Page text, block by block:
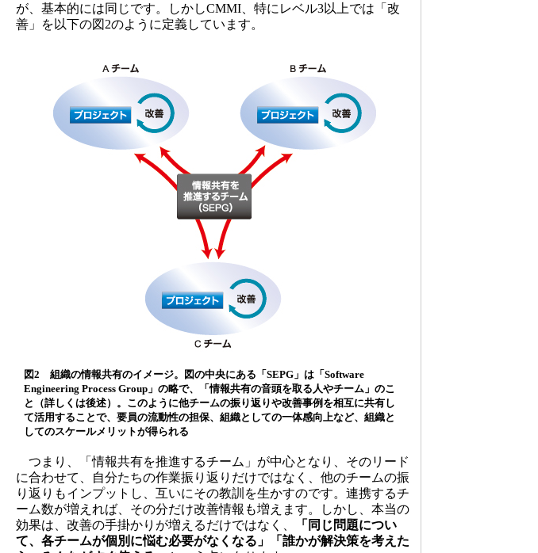
が、基本的には同じです。しかしCMMI、特にレベル3以上では「改
善」を以下の図2のように定義しています。
図2 組織の情報共有のイメージ。図の中央にある「SEPG」は「Software
Engineering Process Group」の略で、「情報共有の音頭を取る人やチーム」のこ
と（詳しくは後述）。このように他チームの振り返りや改善事例を相互に共有し
て活用することで、要員の流動性の担保、組織としての一体感向上など、組織と
してのスケールメリットが得られる
つまり、「情報共有を推進するチーム」が中心となり、そのリード
に合わせて、自分たちの作業振り返りだけではなく、他のチームの振
り返りもインプットし、互いにその教訓を生かすのです。連携するチ
ーム数が増えれば、その分だけ改善情報も増えます。しかし、本当の
効果は、改善の手掛かりが増えるだけではなく、
「同じ問題につい
て、各チームが個別に悩む必要がなくなる」「誰かが解決策を考えた